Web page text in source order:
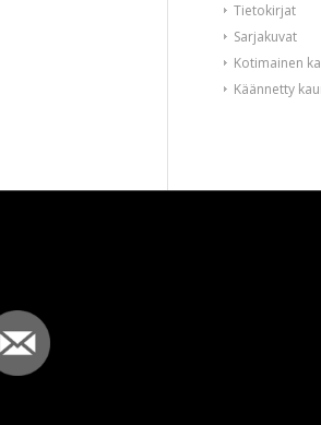
Tietokirjat
Sarjakuvat
Kotimainen
Käännetty